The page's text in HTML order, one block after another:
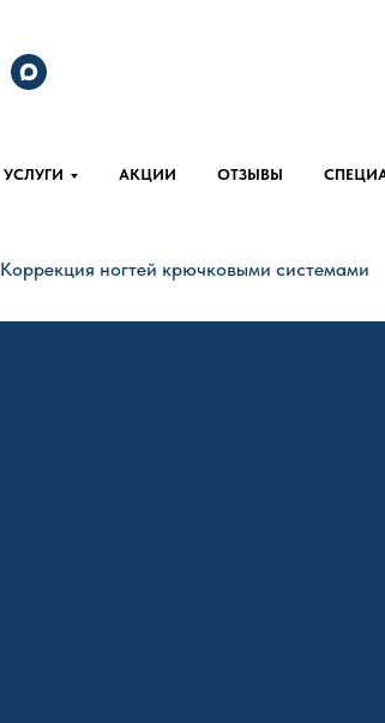
УСЛУГИ АКЦИИ ОТЗЫВЫ
Коррекция ногтей крючковыми системами